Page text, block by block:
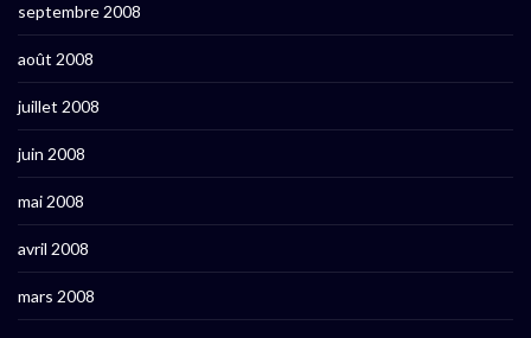
septembre 2008
août 2008
juillet 2008
juin 2008
mai 2008
avril 2008
mars 2008